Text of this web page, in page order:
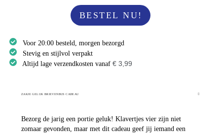
BESTEL NU!
Voor 20:00 besteld, morgen bezorgd
Stevig en stijlvol verpakt
Altijd lage verzendkosten vanaf € 3,99
ZAKJE GELUK BRIEVENBUS CADEAU
Bezorg de jarig een portie geluk! Klavertjes vier zijn niet
zomaar gevonden, maar met dit cadeau geef jij iemand een